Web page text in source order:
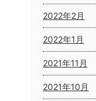
2022年2月
2022年1月
2021年11月
2021年10月